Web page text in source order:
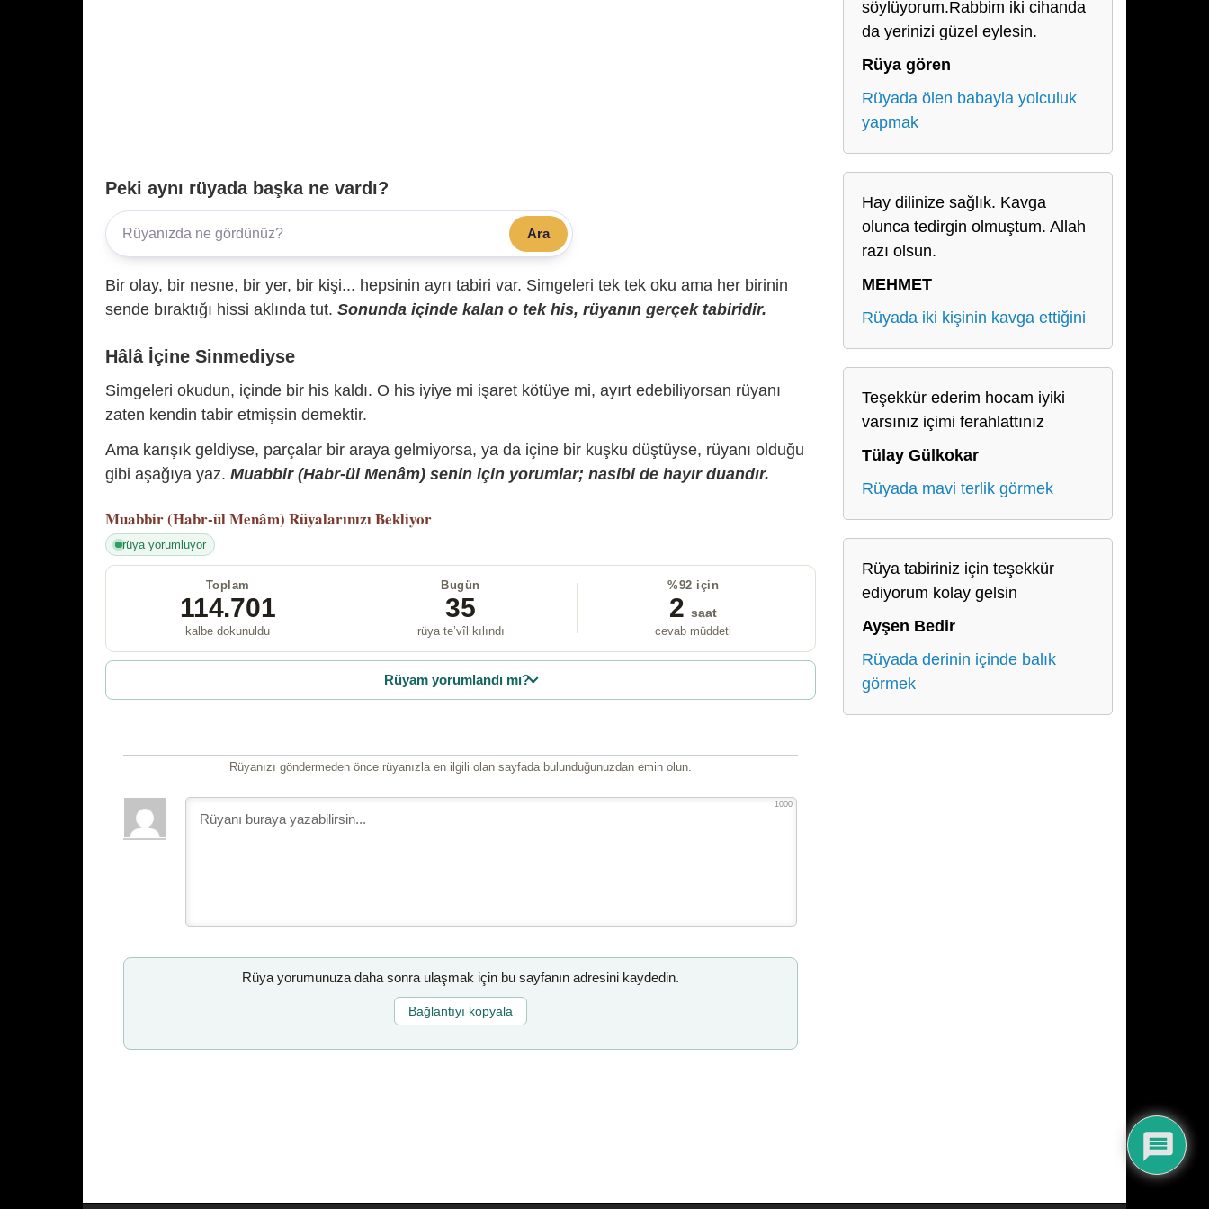
Peki aynı rüyada başka ne vardı?
Ara
Bir olay, bir nesne, bir yer, bir kişi... hepsinin ayrı tabiri var. Simgeleri tek tek oku ama her birinin
sende bıraktığı hissi aklında tut. Sonunda içinde kalan o tek his, rüyanın gerçek tabiridir.
Hâlâ İçine Sinmediyse
Simgeleri okudun, içinde bir his kaldı. O his iyiye mi işaret kötüye mi, ayırt edebiliyorsan rüyanı
zaten kendin tabir etmişsin demektir.
Ama karışık geldiyse, parçalar bir araya gelmiyorsa, ya da içine bir kuşku düştüyse, rüyanı olduğu
gibi aşağıya yaz. Muabbir (Habr-ül Menâm) senin için yorumlar; nasibi de hayır duandır.
Muabbir (Habr-ül Menâm) Rüyalarınızı Bekliyor
rüya yorumluyor
Toplam
114.701
kalbe dokunuldu
Bugün
35
rüya te’vîl kılındı
%92 için
2 saat
cevab müddeti
Rüyam yorumlandı mı?
Rüyanızı göndermeden önce rüyanızla en ilgili olan sayfada bulunduğunuzdan emin olun.
1000
Rüya yorumunuza daha sonra ulaşmak için bu sayfanın adresini kaydedin.
Bağlantıyı kopyala
söylüyorum.Rabbim iki cihanda
da yerinizi güzel eylesin.
Rüya gören
Rüyada ölen babayla yolculuk
yapmak
Hay dilinize sağlık. Kavga
olunca tedirgin olmuştum. Allah
razı olsun.
MEHMET
Rüyada iki kişinin kavga ettiğini
Teşekkür ederim hocam iyiki
varsınız içimi ferahlattınız
Tülay Gülkokar
Rüyada mavi terlik görmek
Rüya tabiriniz için teşekkür
ediyorum kolay gelsin
Ayşen Bedir
Rüyada derinin içinde balık
görmek